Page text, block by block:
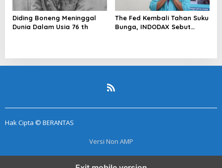
Diding Boneng Meninggal
Dunia Dalam Usia 76 th
The Fed Kembali Tahan Suku
Bunga, INDODAX Sebut
Hak Cipta © BERANTAS
Versi Non AMP